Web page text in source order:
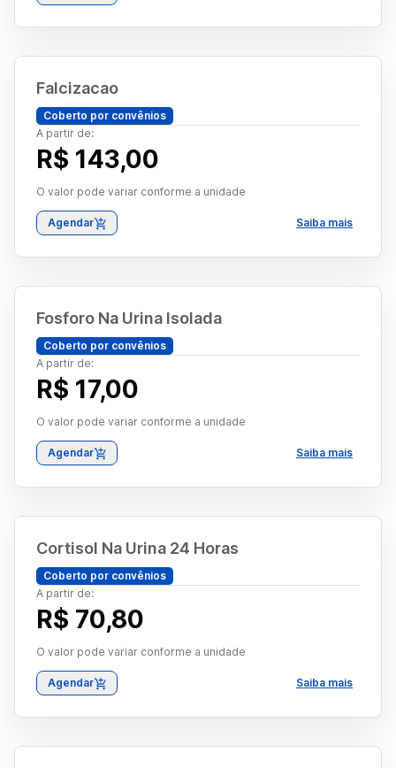
Falcizacao
Coberto por convênios
A partir de:
R$ 143,00
O valor pode variar conforme a unidade
Agendar Saiba mais
Fosforo Na Urina Isolada
Coberto por convênios
A partir de:
R$ 17,00
O valor pode variar conforme a unidade
Agendar Saiba mais
Cortisol Na Urina 24 Horas
Coberto por convênios
A partir de:
R$ 70,80
O valor pode variar conforme a unidade
Agendar Saiba mais